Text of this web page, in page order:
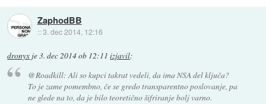
ZaphodBB
::3. dec 2014, 12:16
dronyx je3. dec 2014 ob 12:11 izjavil:
@Roadkill: Ali so kupci takrat vedeli, da ima NSA del ključa?
To je zame pomembno, če se gredo transparentno poslovanje, pa
ne glede na to, da je bilo teoretično šifriranje bolj varno.